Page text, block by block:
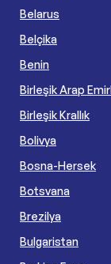
Belarus
Belçika
Benin
Birleşik Arap
Birleşik Krallık
Bolivya
Bosna-Hersek
Botsvana
Brezilya
Bulgaristan